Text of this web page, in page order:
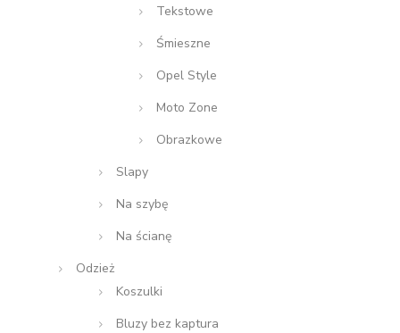
Tekstowe
Śmieszne
Opel Style
Moto Zone
Obrazkowe
Slapy
Na szybę
Na ścianę
Odzież
Koszulki
Bluzy bez kaptura